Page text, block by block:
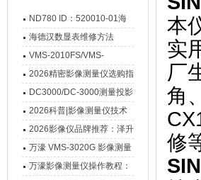
ND780 ID：520010-01海
德汉数显表故障维修内容
海德汉数显表维修方法
VMS-2010FS/VMS-
3020FS/VMS-4030FS手动
影像测量仪技术参数
2026精密影像测量仪选购指
南 靠谱品牌一站式选型推荐
DC3000/DC-3000测量投影
仪万濠数据处理器数显表故
障维修方法
2026科普|影像测量仪技术
原理、分类及选型应用
2026影像仪品牌推荐：泽升
影像测量仪选型指南
万濠 VMS-3020G 影像测量
仪技术规格与应用解析
万濠影像测量仪操作教程：
本
实
厂
角
修